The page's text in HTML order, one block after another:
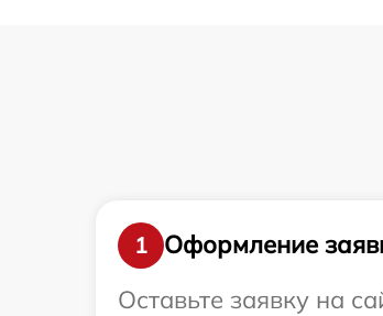
1
Оформление
Оставьте заявку на